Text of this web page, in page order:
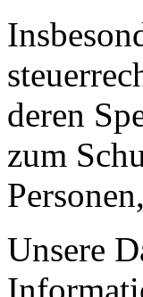
deren
zum
Unsere